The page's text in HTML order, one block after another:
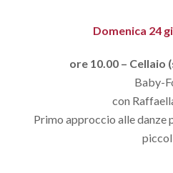
Domenica 24
ore 10.00 – Cellaio
Baby-
con
Primo approccio alle danze